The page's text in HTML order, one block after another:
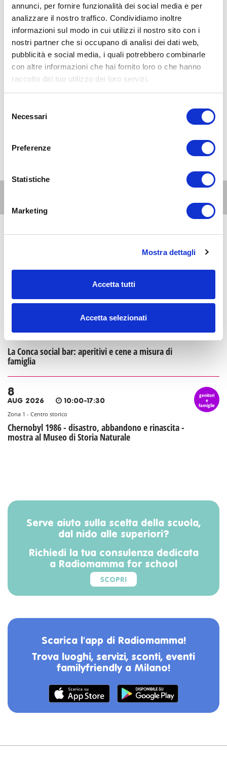
annunci, per fornire funzionalità dei social media e per
analizzare il nostro traffico. Condividiamo inoltre
informazioni sul modo in cui utilizzi il nostro sito con i
nostri partner che si occupano di analisi dei dati web,
pubblicità e social media, i quali potrebbero combinarle
con altre informazioni che hai fornito loro o che hanno
raccolto dal tuo utilizzo dei loro servizi.
delNecessari
Preferenze
Statistiche
Marketing
Mostra dettagli
Accetta tutti
Accetta selezionati
Altri eventi per questa età
La proiezione di 8 mile in Villa Scheibler: Street
e
famiglie
La Conca social bar: aperitivi e cene a misura di
famiglia
8
AUG 2026 10:00-17:30
Zona 1 - Centro storico
Chernobyl 1986 - disastro, abbandono e rinascita -
mostra al Museo di Storia Naturale
genitori
e
famiglie
Serve aiuto sulla scelta della scuola,
dal nido alle superiori?
Richiedi la tua consulenza dedicata
a Radiomamma for school
SCOPRI
Scarica l'app di Radiomamma!
Trova luoghi, servizi, sconti, eventi
familyfriendly a Milano!